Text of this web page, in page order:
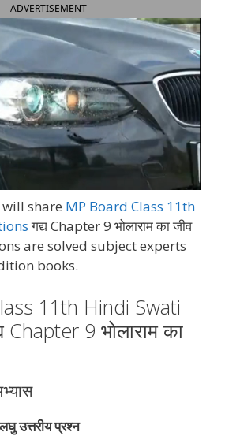
ADVERTISEMENT
share MP Board Class 11th
गद्य Chapter 9 भोलाराम का जीव
are solved subject experts
books.
11th Hindi Swati
Chapter 9 भोलाराम का
उत्तरीय प्रश्न